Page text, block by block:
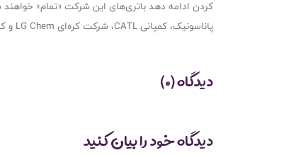
کردن ادامه دهد باتری‌های این شرکت «تمام»
پاناسونیک، کمپانی CATL، شرکت کره‌ای LG Chem و کمپانی‌های دیگر خواهد داد و از افزایش سفارشات خبر داده است.
دیدگاه (0)
دیدگاه خود را بیان کنید